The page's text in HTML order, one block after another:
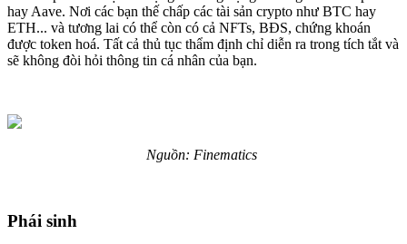
hay Aave. Nơi các bạn thế chấp các tài sản crypto như BTC hay
ETH... và tương lai có thể còn có cả NFTs, BĐS, chứng khoán
được token hoá. Tất cả thủ tục thẩm định chỉ diễn ra trong tích tắt và
sẽ không đòi hỏi thông tin cá nhân của bạn.
Nguồn: Finematics
Phái sinh